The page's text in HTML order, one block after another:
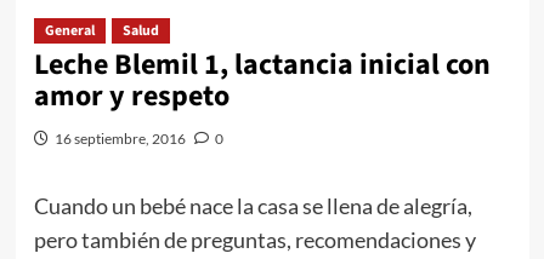
General Salud
Leche Blemil 1, lactancia inicial con
amor y respeto
16 septiembre, 2016 0
Cuando un bebé nace la casa se llena de alegría,
pero también de preguntas, recomendaciones y